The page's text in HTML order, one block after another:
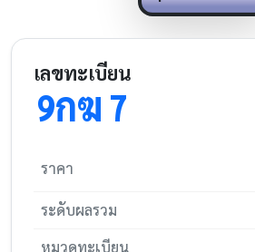
เลขทะเบียน
9กฆ 7
ราคา
ระดับผลรวม
หมวดทะเบียน